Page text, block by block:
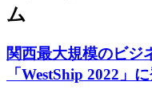
ム
関西最大規模のビジ
「WestShip 2022」